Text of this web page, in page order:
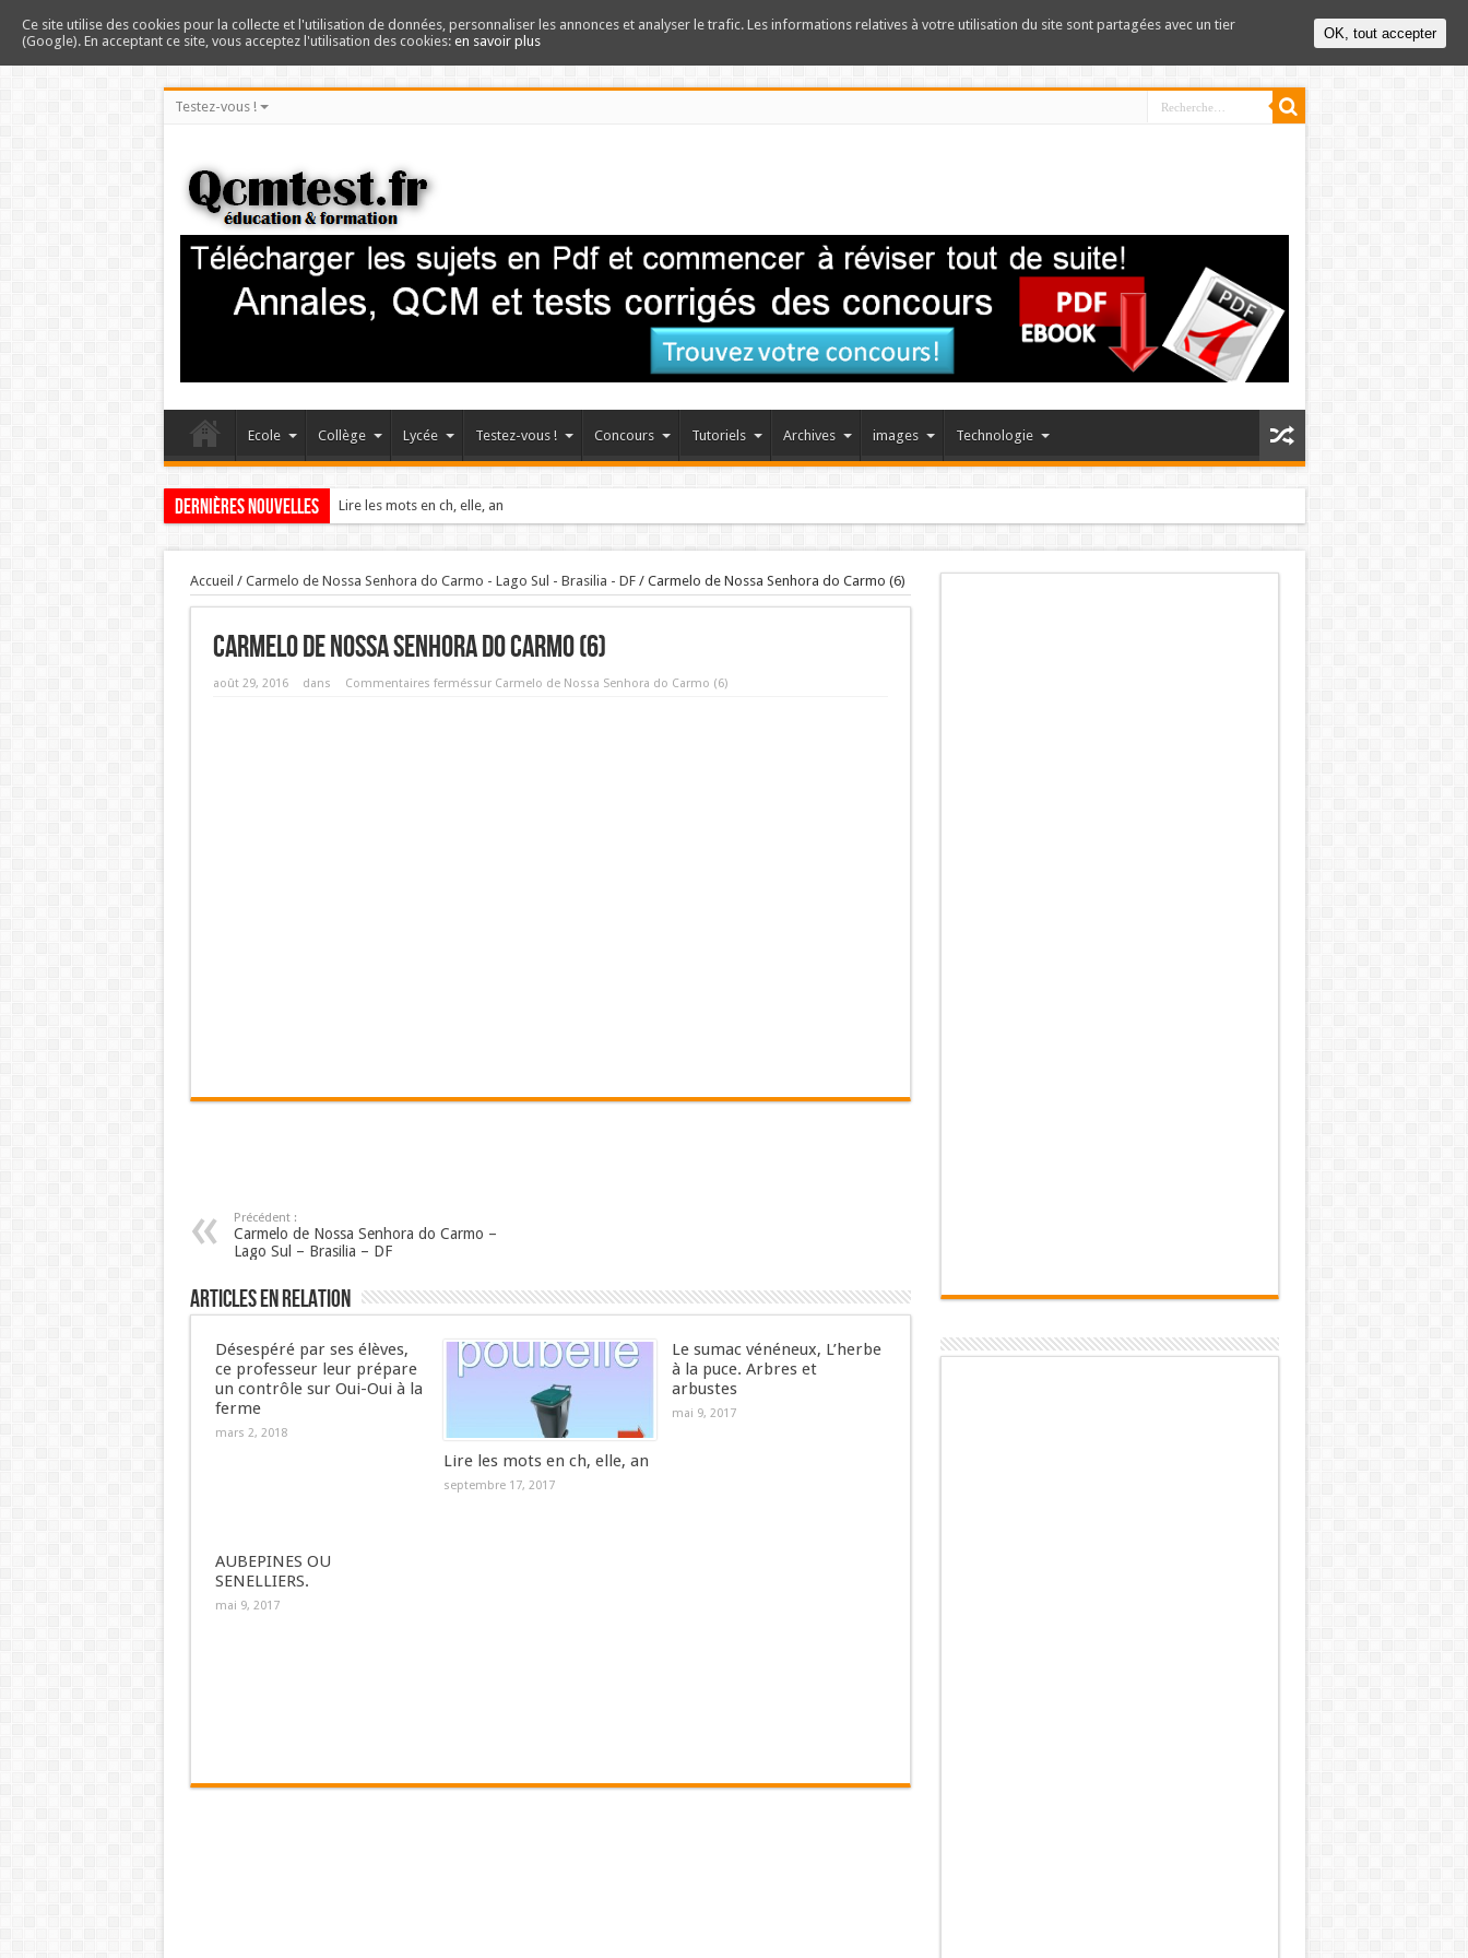
Testez-vous !
Ecole Collège Lycée Testez-vous ! Concours Tutoriels Archives images Technologie
Dernières nouvelles Lire les mots en ch, elle, an
Accueil / Carmelo de Nossa Senhora do Carmo - Lago Sul - Brasilia - DF/ Carmelo de Nossa Senhora do Carmo (6)
Carmelo de Nossa Senhora do Carmo (6)
août 29, 2016 dans Commentaires ferméssur Carmelo de Nossa Senhora do Carmo (6)
Précédent :
Carmelo de Nossa Senhora do Carmo –
Lago Sul – Brasilia – DF
Articles en relation
Désespéré par ses élèves,
ce professeur leur prépare
un contrôle sur Oui-Oui à la
ferme
mars 2, 2018
Lire les mots en ch, elle, an
septembre 17, 2017
Le sumac vénéneux, L’herbe
à la puce. Arbres et
arbustes
mai 9, 2017
AUBEPINES OU
SENELLIERS.
mai 9, 2017
Ce site utilise des cookies pour la collecte et l'utilisation de données, personnaliser les annonces et analyser le trafic. Les informations relatives à votre utilisation du site sont partagées avec un tier
(Google). En acceptant ce site, vous acceptez l'utilisation des cookies: en savoir plus OK, tout accepter